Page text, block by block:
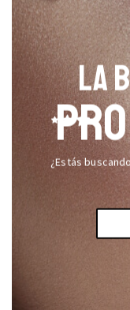
LA
¿Estás